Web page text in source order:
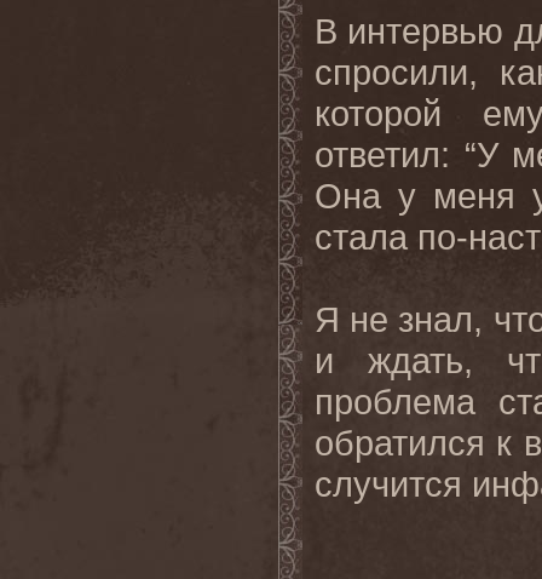
В интервью
спросили,
которой
ответил: “У
Она у меня
стала по-
Я не знал,
и ждать,
проблема
обратился к
случится